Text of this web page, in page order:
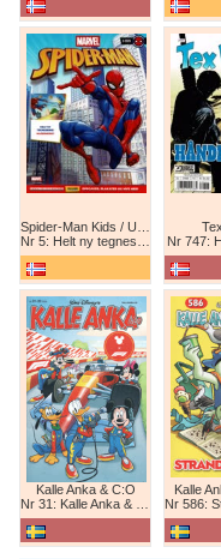
Nr 5: Helt ny tegneserie! Maskinkrig!
Nr 747:
Kalle Anka & C:O
Nr 31: Kalle Anka & C:O
Kalle
Nr 586: